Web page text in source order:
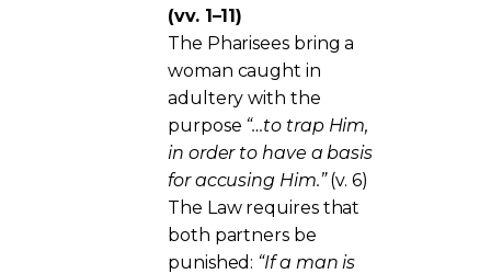
(vv. 1–11)
The Pharisees bring a
woman caught in
adultery with the
purpose “…to trap Him,
in order to have a basis
for accusing Him.”(v. 6)
The Law requires that
both partners be
punished: “If a man is